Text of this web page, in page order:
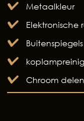
Metaalkleur
Elektronische
Chroom
Autolease